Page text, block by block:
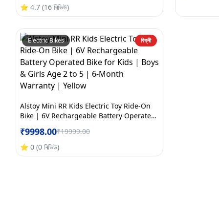
Month Warranty | Large | Orange+White
⭐ 4.7 (16 ৰিভিউ)
Electric Bikes বিক্ৰী
Alstoy Mini RR Kids Electric Toy Ride-On
Bike | 6V Rechargeable Battery Operated
Month Warranty | Yellow
₹9998.00₹19999.00
⭐ 0 (0 ৰিভিউ)